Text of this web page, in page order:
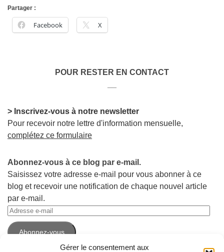
Gérer le consentement aux
Partager :
Facebook X
POUR RESTER EN CONTACT
> Inscrivez-vous à notre newsletter
Pour recevoir notre lettre d'information mensuelle,
complétez ce formulaire
Abonnez-vous à ce blog par e-mail.
Saisissez votre adresse e-mail pour vous abonner à ce
blog et recevoir une notification de chaque nouvel article
par e-mail.
Adresse
e-
mailAbonnez-vous